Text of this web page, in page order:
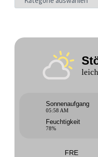
Sonnenaufgang
05:58 AM
Feuchtigkeit
78%
FRE